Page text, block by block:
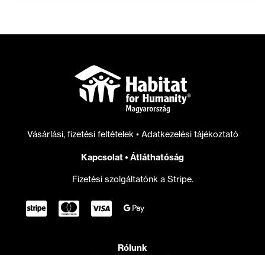
Vásárlási, fizetési feltételek • Adatkezelési tájékoztató
Kapcsolat• Átláthatóság
Fizetési szolgáltatónk a Stripe.
Rólunk